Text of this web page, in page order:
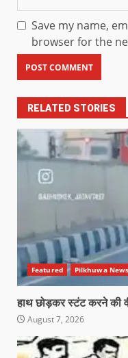
Save my name,
browser for the
RELATED STORIES
Featured Pilkhuwa News
हाथ छोड़कर स्टंट करने की
August 7, 2026